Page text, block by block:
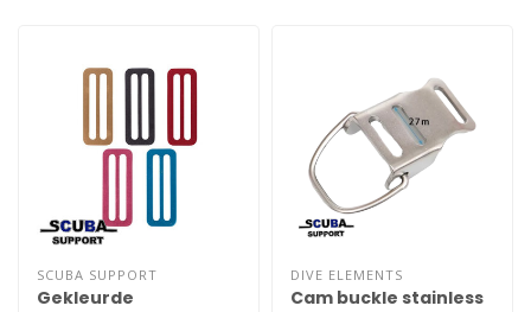
SCUBA SUPPORT
Gekleurde
DIVE ELEMENTS
Cam buckle stainless